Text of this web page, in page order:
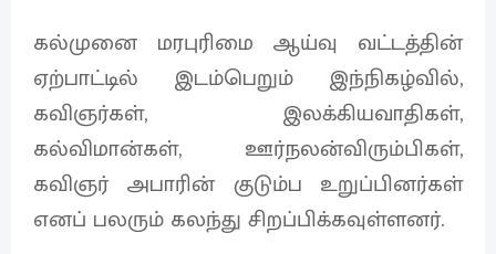
கல்முனை மரபுரிமை ஆய்வு வட்டத்தின்
ஏற்பாட்டில் இடம்பெறும் இந்நிகழ்வில்,
கவிஞர்கள், இலக்கியவாதிகள்,
கல்விமான்கள், ஊர்நலன்விரும்பிகள்,
கவிஞர் அபாரின் குடும்ப உறுப்பினர்கள்
எனப் பலரும் கலந்து சிறப்பிக்கவுள்ளனர்.